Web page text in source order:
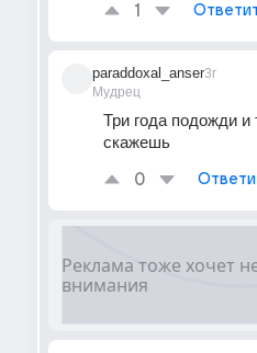
1
paraddoxal_anser
Мудрец
3г
Три года подожди и
скажешь
0